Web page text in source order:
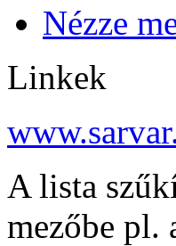
Nézze
Linkek
A lista
mezőbe pl.